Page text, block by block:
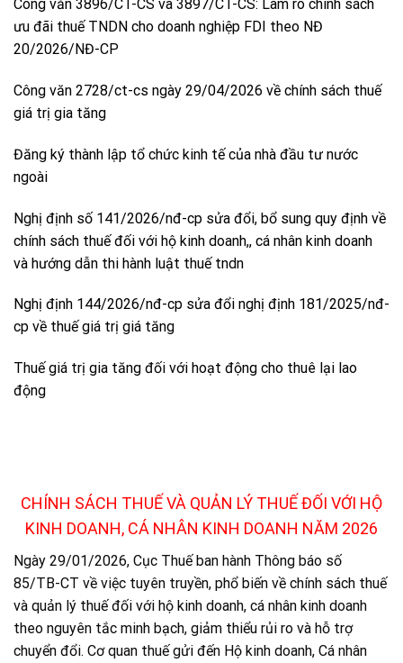
Công văn 3896/CT-CS và 3897/CT-CS: Làm rõ chính sách
ưu đãi thuế TNDN cho doanh nghiệp FDI theo NĐ
20/2026/NĐ-CP
Công văn 2728/ct-cs ngày 29/04/2026 về chính sách thuế
giá trị gia tăng
Đăng ký thành lập tổ chức kinh tế của nhà đầu tư nước
ngoài
Nghị định số 141/2026/nđ-cp sửa đổi, bổ sung quy định về
chính sách thuế đối với hộ kinh doanh,, cá nhân kinh doanh
và hướng dẫn thi hành luật thuế tndn
Nghị định 144/2026/nđ-cp sửa đổi nghị định 181/2025/nđ-
cp về thuế giá trị giá tăng
Thuế giá trị gia tăng đối với hoạt động cho thuê lại lao
động
CHÍNH SÁCH THUẾ VÀ QUẢN LÝ THUẾ ĐỐI VỚI HỘ
KINH DOANH, CÁ NHÂN KINH DOANH NĂM 2026
Ngày 29/01/2026, Cục Thuế ban hành Thông báo số
85/TB-CT về việc tuyên truyền, phổ biến về chính sách thuế
và quản lý thuế đối với hộ kinh doanh, cá nhân kinh doanh
theo nguyên tắc minh bạch, giảm thiểu rủi ro và hỗ trợ
chuyển đổi. Cơ quan thuế gửi đến Hộ kinh doanh, Cá nhân